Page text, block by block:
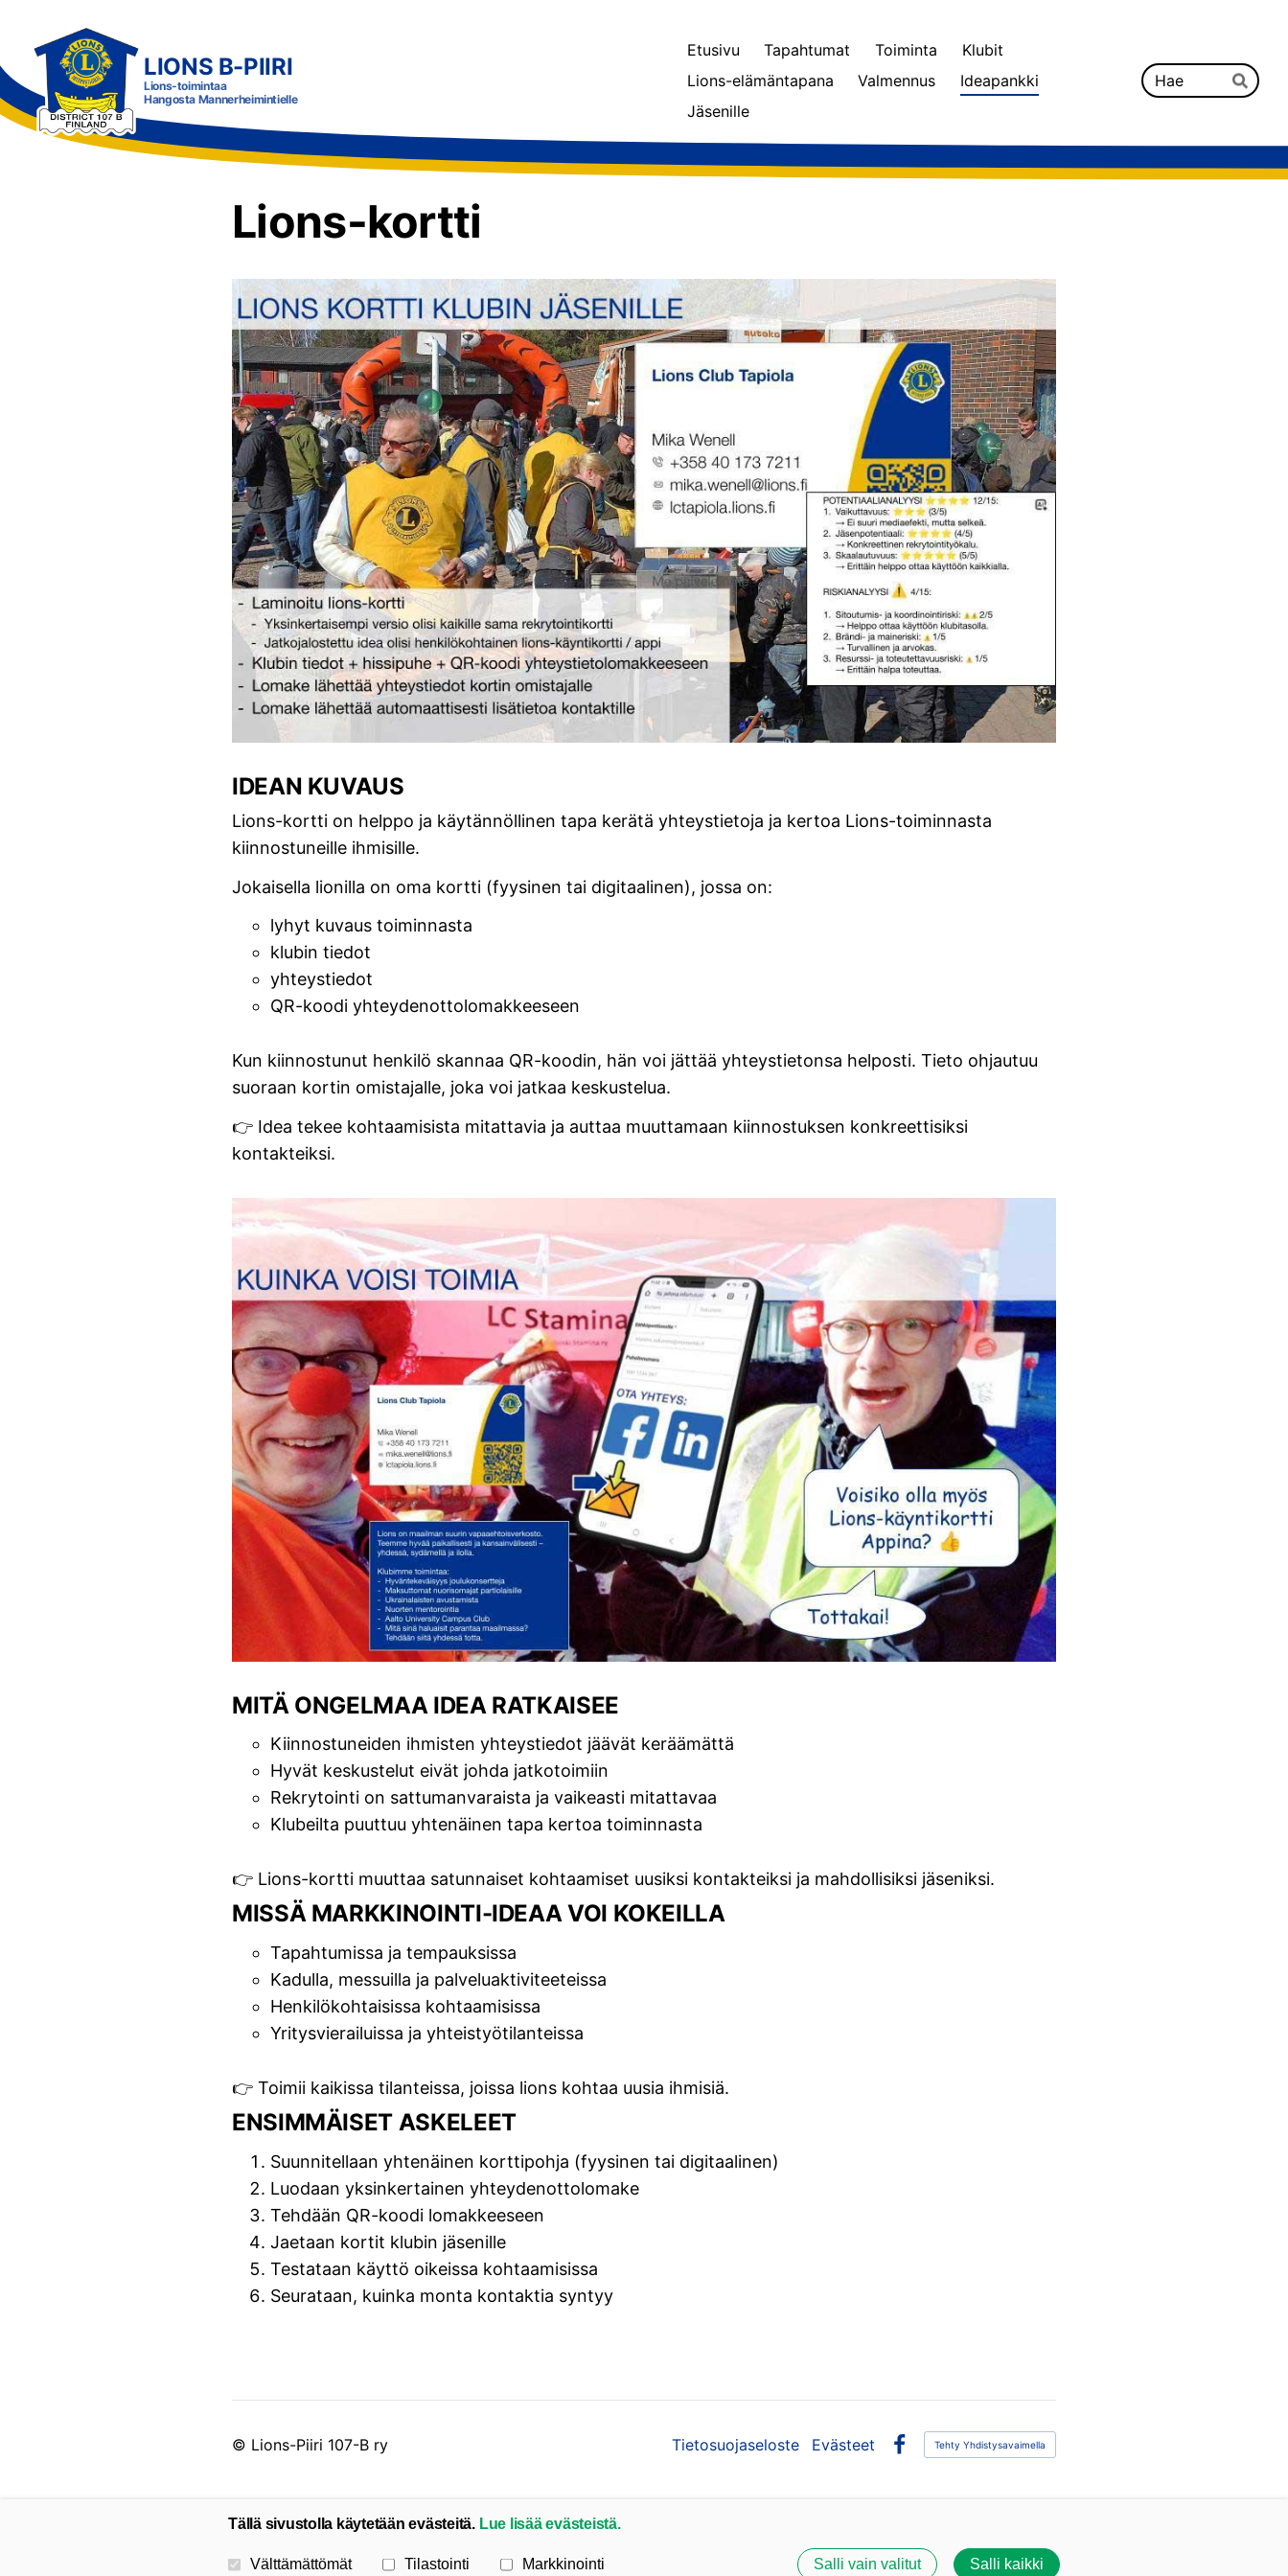
sivun
sisältöön
LIONS B-PIIRI
Lions-toimintaa
Hangosta Mannerheimintielle
Etusivu Tapahtumat Toiminta
Klubit
Lions-elämäntapana
Valmennus
Ideapankki
Jäsenille
Hae
Lions-kortti
IDEAN KUVAUS
Lions-kortti on helppo ja käytännöllinen tapa kerätä yhteystietoja ja kertoa Lions-toiminnasta
kiinnostuneille ihmisille.
Jokaisella lionilla on oma kortti (fyysinen tai digitaalinen), jossa on:
lyhyt kuvaus toiminnasta
klubin tiedot
yhteystiedot
QR-koodi yhteydenottolomakkeeseen
Kun kiinnostunut henkilö skannaa QR-koodin, hän voi jättää yhteystietonsa helposti. Tieto ohjautuu
suoraan kortin omistajalle, joka voi jatkaa keskustelua.
👉 Idea tekee kohtaamisista mitattavia ja auttaa muuttamaan kiinnostuksen konkreettisiksi
kontakteiksi.
MITÄ ONGELMAA IDEA RATKAISEE
Kiinnostuneiden ihmisten yhteystiedot jäävät keräämättä
Hyvät keskustelut eivät johda jatkotoimiin
Rekrytointi on sattumanvaraista ja vaikeasti mitattavaa
Klubeilta puuttuu yhtenäinen tapa kertoa toiminnasta
👉 Lions-kortti muuttaa satunnaiset kohtaamiset uusiksi kontakteiksi ja mahdollisiksi jäseniksi.
MISSÄ MARKKINOINTI-IDEAA VOI KOKEILLA
Tapahtumissa ja tempauksissa
Kadulla, messuilla ja palveluaktiviteeteissa
Henkilökohtaisissa kohtaamisissa
Yritysvierailuissa ja yhteistyötilanteissa
👉 Toimii kaikissa tilanteissa, joissa lions kohtaa uusia ihmisiä.
ENSIMMÄISET ASKELEET
Suunnitellaan yhtenäinen korttipohja (fyysinen tai digitaalinen)
Luodaan yksinkertainen yhteydenottolomake
Tehdään QR-koodi lomakkeeseen
Jaetaan kortit klubin jäsenille
Testataan käyttö oikeissa kohtaamisissa
Seurataan, kuinka monta kontaktia syntyy
© Lions-Piiri 107-B ry Tietosuojaseloste
Evästeet
Facebook
Tehty Yhdistysavaimella
Tällä sivustolla käytetään evästeitä. Lue lisää evästeistä.
Valitse käytettävät evästeet
Välttämättömät Tilastointi Markkinointi Salli vain valitut Salli kaikki